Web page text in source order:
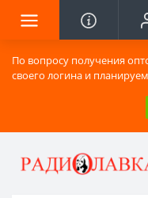
По вопросу получения
своего логина и